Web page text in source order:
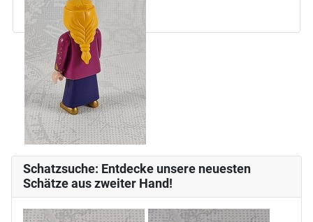
Schatzsuche: Entdecke unsere neuesten
Schätze aus zweiter Hand!